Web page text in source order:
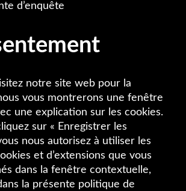
d’enquête
notre site web pour la
vous montrerons une fenêtre
une explication sur les cookies.
sur « Enregistrer les
nous autorisez à utiliser les
et d’extensions que vous
dans la fenêtre contextuelle,
la présente politique de